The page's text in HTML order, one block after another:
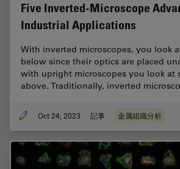
Five Inverted-Microscope
Industrial Applications
With inverted microscopes, you look
below since their optics are placed
with upright microscopes you look at
above. Traditionally, inverted
Oct 24, 2023 記事 金属組織分析